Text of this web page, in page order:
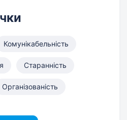
Комунікабельність
Старанність
Організованість